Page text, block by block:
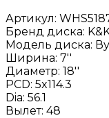
Артикул:
Бренд диска:
Модель диска:
Ширина: 7''
Диаметр: 18''
PCD: 5x114.3
Dia: 56.1
Вылет: 48